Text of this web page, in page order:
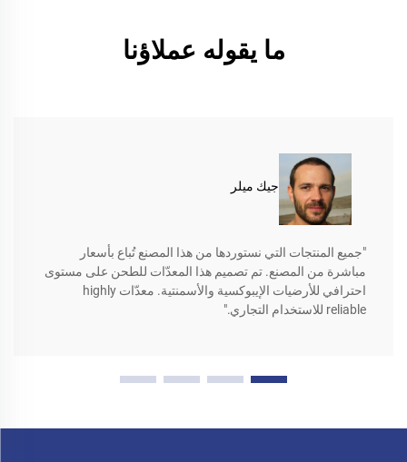
ما يقوله عملاؤنا
جيك ميلر
"جميع المنتجات التي نستوردها من هذا المصنع تُباع بأسعار
مباشرة من المصنع. تم تصميم هذا المعدّات للطحن على مستوى
احترافي للأرضيات الإيبوكسية والأسمنتية. معدّات highly
reliable للاستخدام التجاري."